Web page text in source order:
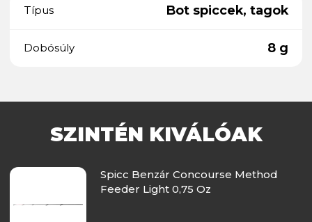
Típus Bot spiccek, tagok
Dobósúly 8 g
SZINTÉN KIVÁLÓAK
Spicc Benzár Concourse Method
Feeder Light 0,75 Oz